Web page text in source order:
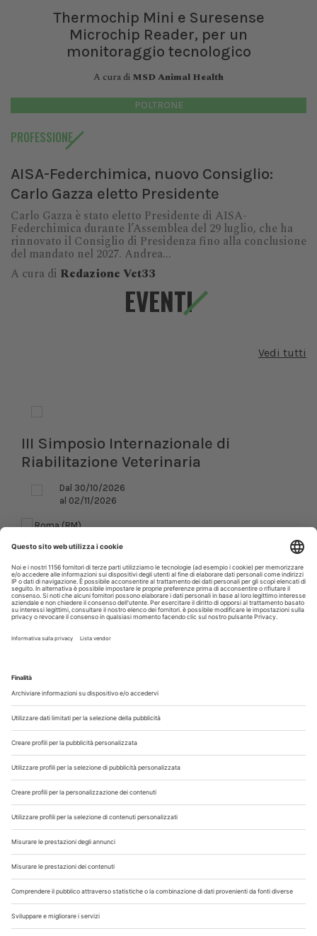
Thermochip Mini e Suresense
Microchip Reader, per un
monitoraggio tecnologico
A cura di MSD Animal Health
POLTRONE
PROFESSIONE
AISA-Federchimica, nuovo Consiglio:
Carlo Gazza eletto Presidente
Carlo Gazza è stato eletto Presidente di AISA-
Federchimica durante l’Assemblea del 29 luglio, che ha
rinnovato il Consiglio di Presidenza fino alla conclusione
del mandato nel 2027. Andrea...
A cura di Redazione Vet33
EVENTI
Vedi tutti
III Simposio Internazionale di
Riabilitazione Veterinaria
Dal 30/10/2026
al 02/11/2026
Roma (RM)